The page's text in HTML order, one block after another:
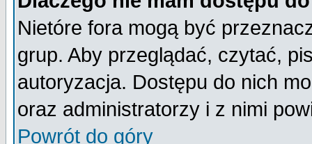
Nietóre fora mogą być
grup. Aby przeglądać, czytać,
autoryzacja. Dostępu do nich
oraz administratorzy i z nimi
Powrót do góry